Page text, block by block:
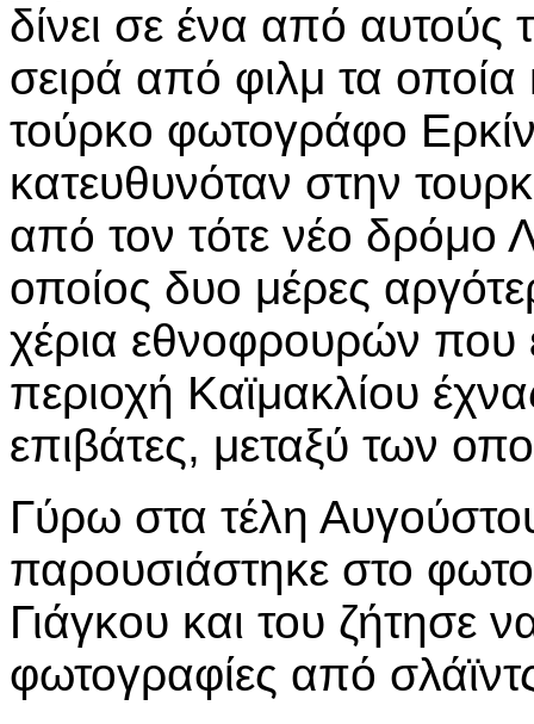
δίνει σε ένα από αυτούς
σειρά από φιλμ τα
τούρκο φωτογράφο
κατευθυνόταν στην
από τον τότε νέο δρόμο
οποίος δυο μέρες
χέρια εθνοφρουρών
περιοχή Καϊμακλίου
επιβάτες, μεταξύ των
Γύρω στα τέλη
παρουσιάστηκε στο
Γιάγκου και του ζήτησε
φωτογραφίες από